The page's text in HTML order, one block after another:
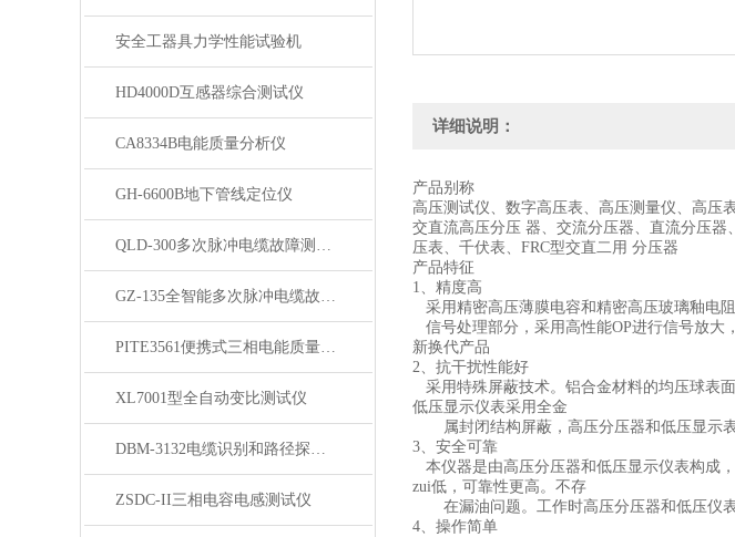
安全工器具力学性能试验机
HD4000D互感器综合测试仪
CA8334B电能质量分析仪
GH-6600B地下管线定位仪
QLD-300多次脉冲电缆故障测试仪
GZ-135全智能多次脉冲电缆故障测试仪
PITE3561便携式三相电能质量分析仪
XL7001型全自动变比测试仪
DBM-3132电缆识别和路径探测仪
ZSDC-II三相电容电感测试仪
详细说明：
产品别称
高压测试仪、数字高压表、高压测量仪、高压
交直流高压分压 器、交流分压器、直流分压
压表、千伏表、FRC型交直二用 分压器
产品特征
1、精度高
采用精密高压薄膜电容和精密高压玻璃釉电
信号处理部分，采用高性能OP进行信号放大
新换代产品
2、抗干扰性能好
采用特殊屏蔽技术。铝合金材料的均压球表
低压显示仪表采用全金
属封闭结构屏蔽，高压分压器和低压显示表
3、安全可靠
本仪器是由高压分压器和低压显示仪表构成
zui低，可靠性更高。不存
在漏油问题。工作时高压分压器和低压仪
4、操作简单